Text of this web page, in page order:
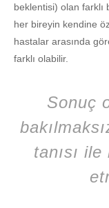
beklentisi) olan farklı
her bireyin kendine
hastalar arasında
farklı olabilir.
Sonuç
tanısı